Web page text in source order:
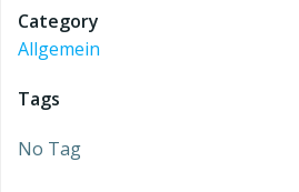
Category
Allgemein
Tags
No Tag